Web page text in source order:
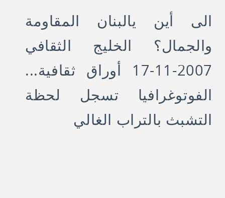
الى أين يالبنان المقاومة
والجمال؟ الخليج الثقافي
2007-11-17 أوراق ثقافية...
الفوتوغرافيا تسجل لحظة
التشبث بالتراب الغالي